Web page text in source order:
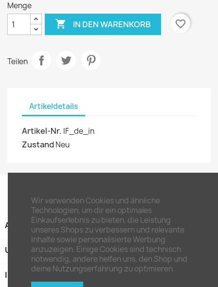
Menge
 IN DEN WARENKORB favorite_border
Teilen
Artikeldetails
Artikel-Nr. IF_de_in
Zustand Neu
ARTIKEL
UNTERNEHMEN
IHR KONTO
Wir verwenden Cookies und ähnliche
Technologien, um dir ein optimales
Einkaufserlebnis zu bieten, die Leistung
unseres Shops zu verbessern und relevante
Inhalte sowie personalisierte Werbung
anzuzeigen. Einige Cookies sind technisch
notwendig, andere helfen uns, den Shop und
deine Nutzungserfahrung zu optimieren.